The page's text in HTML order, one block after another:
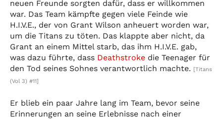
neuen Freunde sorgten dafür, dass er willkommen
war. Das Team kämpfte gegen viele Feinde wie
H.I.V.E., der von Grant Wilson anheuert worden war,
um die Titans zu töten. Das klappte aber nicht, da
Grant an einem Mittel starb, das ihm H.I.V.E. gab,
was dazu führte, dass Deathstroke die Teenager für
den Tod seines Sohnes verantwortlich machte. [Titans
(Vol 3) #11]
Er blieb ein paar Jahre lang im Team, bevor seine
Erinnerungen an seine Erlebnisse nach einer